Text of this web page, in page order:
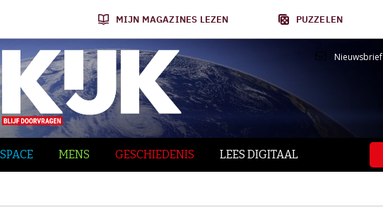
MIJN MAGAZINES LEZEN PUZZELEN
Nieuwsbrief
SPACE MENS GESCHIEDENIS LEES DIGITAAL